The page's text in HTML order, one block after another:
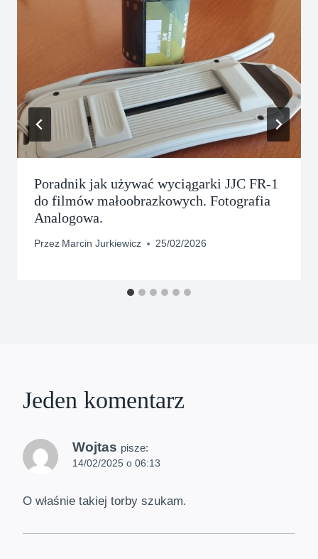
Poradnik jak używać wyciągarki JJC FR-1
do filmów małoobrazkowych. Fotografia
Analogowa.
Przez Marcin Jurkiewicz 25/02/2026
Jeden komentarz
Wojtas pisze:
14/02/2025 o 06:13
O właśnie takiej torby szukam.